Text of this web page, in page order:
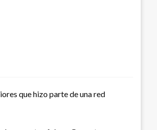
que hizo parte de una red